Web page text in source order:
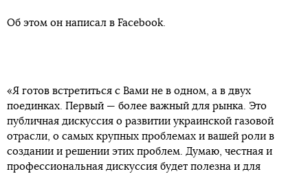
Об этом он написал в Facebook.
«Я готов встретиться с Вами не в одном, а в двух
поединках. Первый — более важный для рынка. Это
публичная дискуссия о развитии украинской газовой
отрасли, о самых крупных проблемах и вашей роли в
создании и решении этих проблем. Думаю, честная и
профессиональная дискуссия будет полезна и для